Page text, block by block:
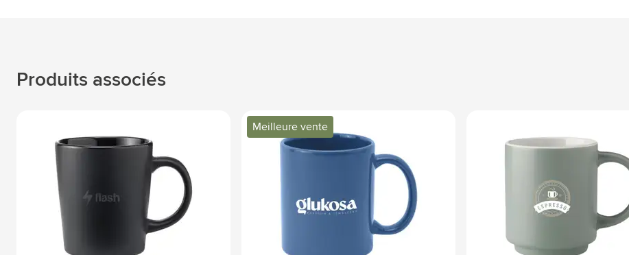
Produits associés
Meilleure vente